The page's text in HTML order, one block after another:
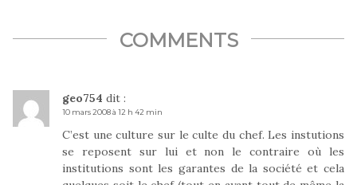
COMMENTS
geo754 dit :
10 mars 2008 à 12 h 42 min
C’est une culture sur le culte du chef. Les instutions
se reposent sur lui et non le contraire où les
institutions sont les garantes de la société et cela